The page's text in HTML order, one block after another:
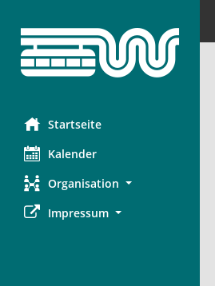
Startseite
Kalender
Organisation
Impressum